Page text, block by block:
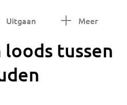
Uitgaan Meer
tussen